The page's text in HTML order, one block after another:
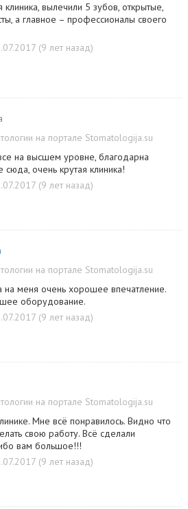
вылечили 5 зубов, открытые,
а главное – профессионалы своего
(9 лет назад)
на портале Stomatologija.su
на высшем уровне, благодарна
сюда, очень крутая клиника!
(9 лет назад)
на портале Stomatologija.su
на меня очень хорошее впечатление.
оборудование.
(9 лет назад)
на портале Stomatologija.su
Мне всё понравилось. Видно что
свою работу. Всё сделали
вам большое!!!
(9 лет назад)